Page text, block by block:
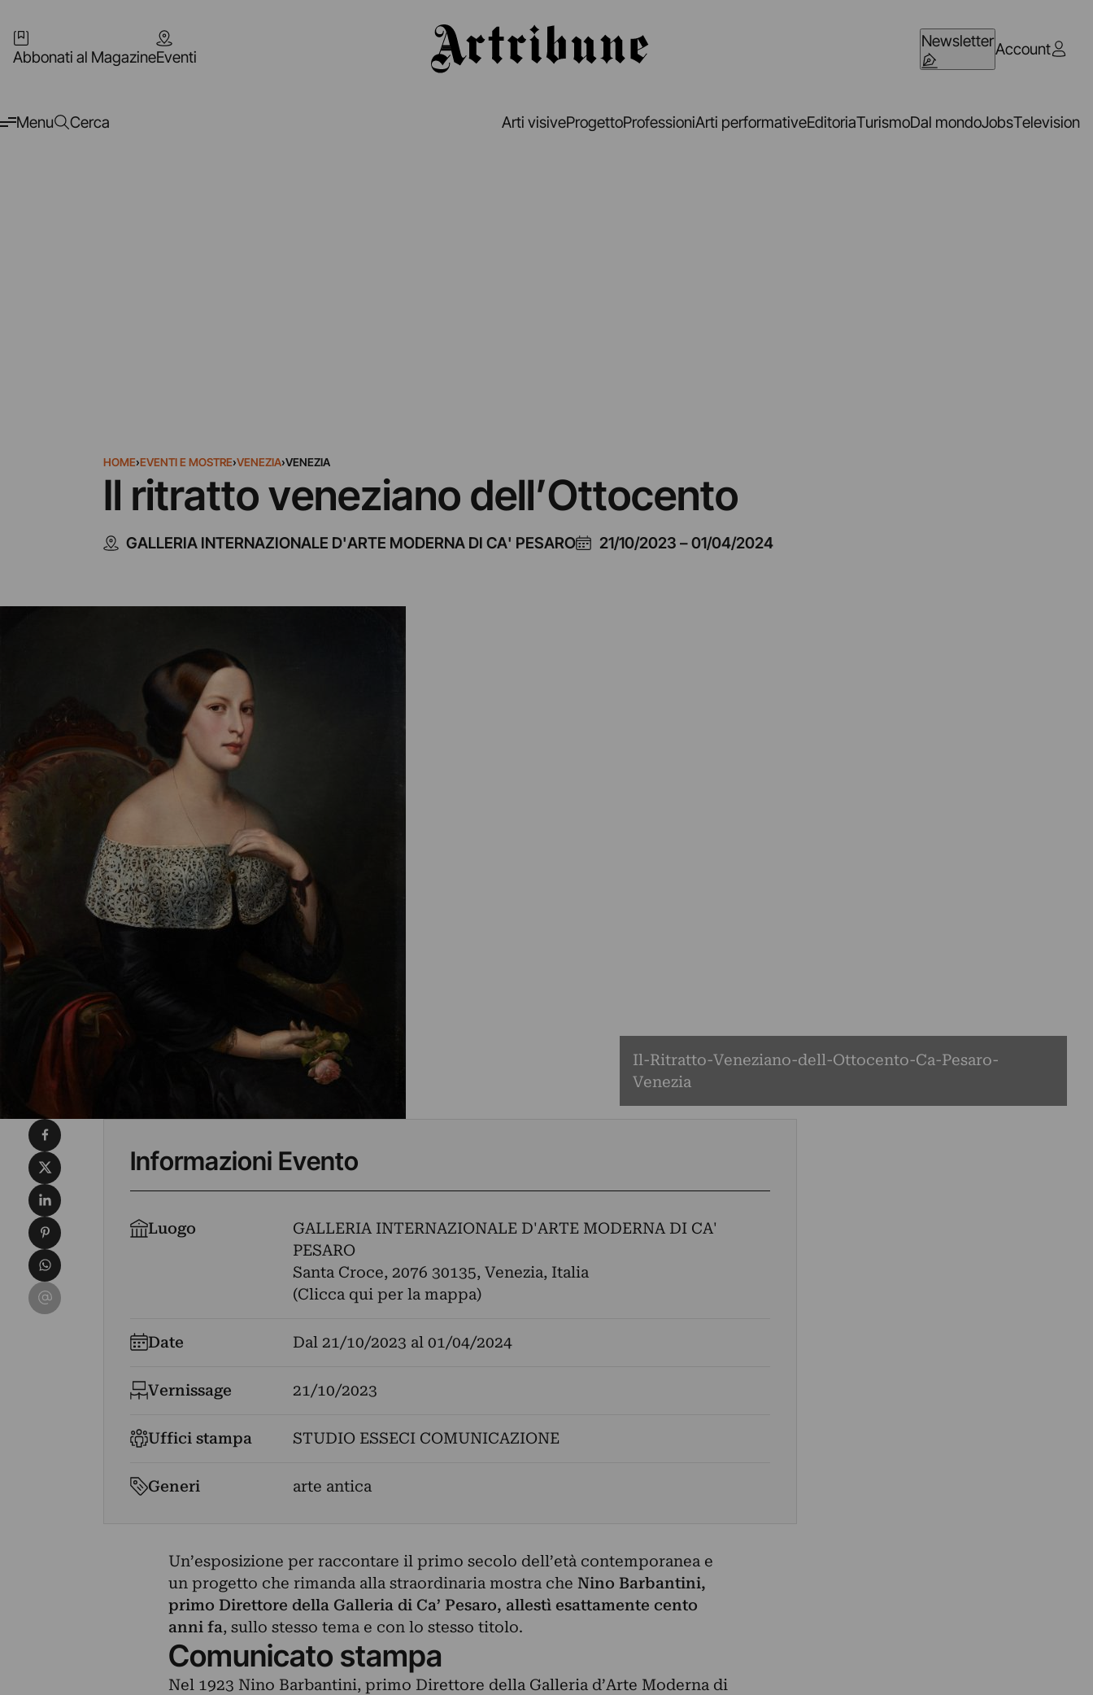
Abbonati al MagazineEventi
NewsletterAccount
Menu Cerca Arti visiveProgettoProfessioniArti performativeEditoriaTurismoDal mondoJobsTelevision
HOME›EVENTI E MOSTRE›VENEZIA›VENEZIA
Il ritratto veneziano dell’Ottocento
GALLERIA INTERNAZIONALE D'ARTE MODERNA DI CA' PESARO 21/10/2023 –01/04/2024
Il-Ritratto-Veneziano-dell-Ottocento-Ca-Pesaro-
Venezia
Informazioni Evento
Luogo
GALLERIA INTERNAZIONALE D'ARTE MODERNA DI CA'
PESARO
Santa Croce, 2076 30135, Venezia, Italia
(Clicca qui per la mappa)
Date Dal 21/10/2023 al 01/04/2024
Vernissage 21/10/2023
Uffici stampa STUDIO ESSECI COMUNICAZIONE
Generi arte antica
Un’esposizione per raccontare il primo secolo dell’età contemporanea e
un progetto che rimanda alla straordinaria mostra che Nino Barbantini,
primo Direttore della Galleria di Ca’ Pesaro, allestì esattamente cento
anni fa, sullo stesso tema e con lo stesso titolo.
Comunicato stampa
Nel 1923 Nino Barbantini, primo Direttore della Galleria d’Arte Moderna di
Condividi su Facebook
Condividi su X
Condividi su LinkedIn
Condividi su Pinterest
Condividi su WhatsApp
Condividi su Email